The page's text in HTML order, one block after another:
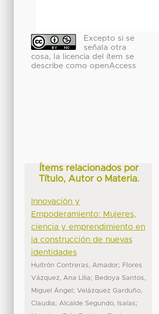
Excepto si se
señala otra
cosa, la licencia del ítem se
describe como openAccess
Ítems relacionados por
Título, Autor o Materia.
Innovación y
Empoderamiento: Mujeres,
ciencia y emprendimiento en
la construcción de nuevas
identidades
Huitrón Contreras, Amador; Flores
Vázquez, Ana Lilia; Bedoya Santos,
Miguel Ángel ; Velázquez Garduño,
Claudia; Alcalde Segundo, Isaías;